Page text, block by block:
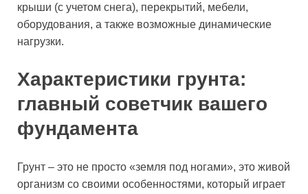
крыши (с учетом снега), перекрытий, мебели,
оборудования, а также возможные динамические
нагрузки.
Характеристики грунта:
главный советчик вашего
фундамента
Грунт – это не просто «земля под ногами», это живой
организм со своими особенностями, который играет